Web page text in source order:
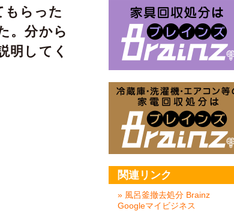
らった
。分から
明してく
関連リンク
» 風呂釜撤去処分 Brainz
Googleマイビジネス